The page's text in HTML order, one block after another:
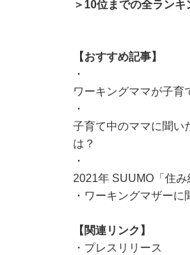
＞10位までの全ラン
【おすすめ記事】
・
ワーキングママが子育
・
子育て中のママに聞い
は？
・
2021年 SUUMO「住
・ ワーキングマザーに
【関連リンク】
・ プレスリリース